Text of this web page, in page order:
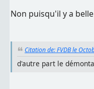
Non puisqu'il y a
Citation de: FVDB le
d'autre part le